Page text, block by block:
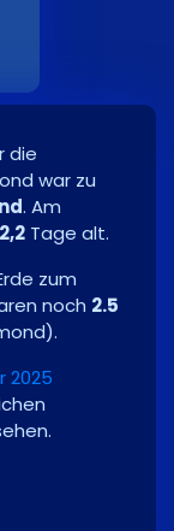
die
war zu
. Am
Tage alt.
zum
noch 2.5
).
2025